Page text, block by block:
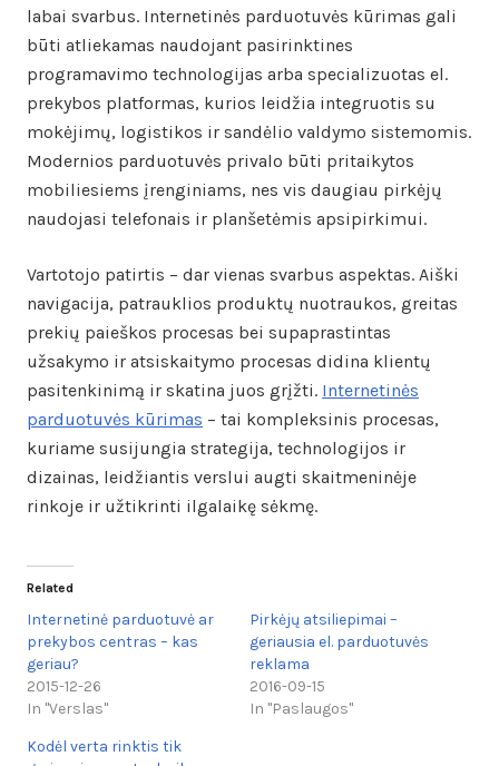
labai svarbus. Internetinės parduotuvės kūrimas gali
būti atliekamas naudojant pasirinktines
programavimo technologijas arba specializuotas el.
prekybos platformas, kurios leidžia integruotis su
mokėjimų, logistikos ir sandėlio valdymo sistemomis.
Modernios parduotuvės privalo būti pritaikytos
mobiliesiems įrenginiams, nes vis daugiau pirkėjų
naudojasi telefonais ir planšetėmis apsipirkimui.
Vartotojo patirtis – dar vienas svarbus aspektas. Aiški
navigacija, patrauklios produktų nuotraukos, greitas
prekių paieškos procesas bei supaprastintas
užsakymo ir atsiskaitymo procesas didina klientų
pasitenkinimą ir skatina juos grįžti. Internetinės
parduotuvės kūrimas – tai kompleksinis procesas,
kuriame susijungia strategija, technologijos ir
dizainas, leidžiantis verslui augti skaitmeninėje
rinkoje ir užtikrinti ilgalaikę sėkmę.
Related
Internetinė parduotuvė ar
prekybos centras – kas
geriau?
2015-12-26
In "Verslas"
Pirkėjų atsiliepimai –
geriausia el. parduotuvės
reklama
2016-09-15
In "Paslaugos"
Kodėl verta rinktis tik